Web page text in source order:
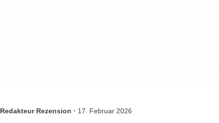
Redakteur Rezension · 17. Februar 2026